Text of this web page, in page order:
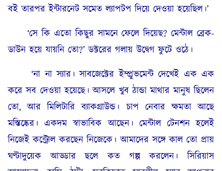
বই তারপর ইন্টারনেট সমেত ল্যাপটপ দিয়ে দেওয়া হয়েছিল।’
‘সে কি এতো কিছুর সামনে ফেলে দিয়েছ? মেন্টাল ব্রেক-
ডাউন হয়ে যায়নি তো?’ ডক্টরের গলায় উদ্বেগ ফুটে ওঠে।
‘না না স্যার। সাবজেক্টের ইম্প্রুভমেন্ট দেখেই এক এক
করে সব দেওয়া হয়েছে। আসলে খুব ঠান্ডা মাথার মানুষ ছিলেন
তো, আর মিলিটারি ব্যাকগ্রাউন্ড। চাপ নেবার ক্ষমতা আছে
মস্তিষ্কের। একদম স্বাভাবিক আছেন। মেন্টাল টেনশন হলেই
নিজেই কন্ট্রোল করছেন নিজেকে। আমাদের সঙ্গে কাল তো প্রায়
ঘণ্টাদুয়েক আড্ডার ছলে কত গল্প করলেন। সিরিয়াস